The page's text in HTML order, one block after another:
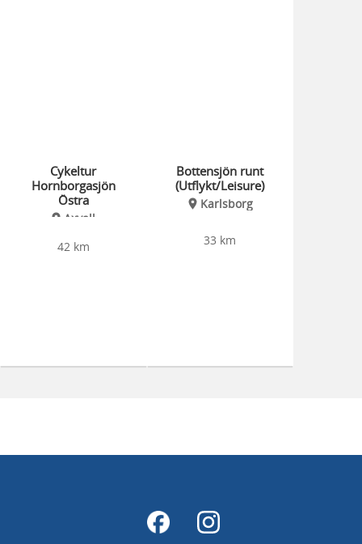
Cykeltur
Hornborgasjön
Östra
Axvall
42 km
Bottensjön runt
(Utflykt/Leisure)
Karlsborg
33 km